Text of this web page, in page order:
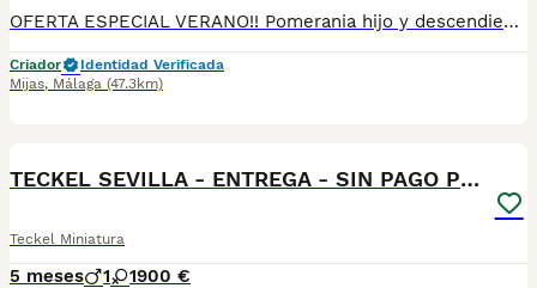
OFERTA ESPECIAL VERANO!! Pomerania hijo y descendiente de campeones y multicampeones, súper miniatura, un auténtico osito chatito y súper peludo, precioso!! Escríbenos y pregúntanos !!!
Criador
Identidad Verificada
Mijas, Málaga (47.3km)
TECKEL SEVILLA - ENTREGA - SIN PAGO POR ADELANTADO
Teckel Miniatura
5 meses 1 1900 €